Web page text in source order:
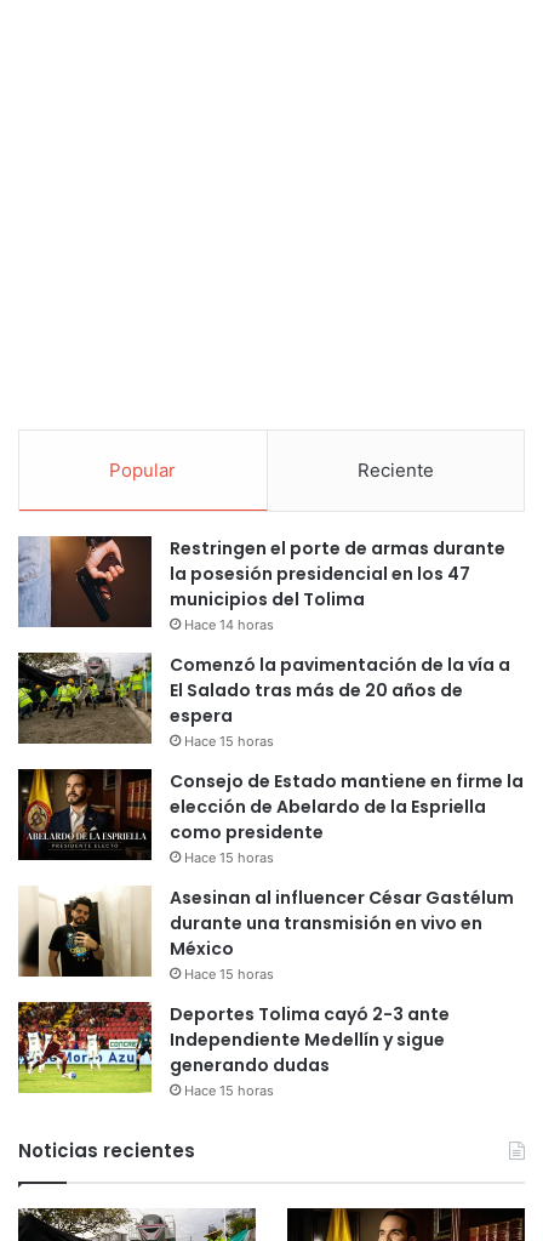
Popular Reciente
Restringen el porte de armas durante
la posesión presidencial en los 47
municipios del Tolima
Hace 14 horas
Comenzó la pavimentación de la vía a
El Salado tras más de 20 años de
espera
Hace 15 horas
Consejo de Estado mantiene en firme la
elección de Abelardo de la Espriella
como presidente
Hace 15 horas
Asesinan al influencer César Gastélum
durante una transmisión en vivo en
México
Hace 15 horas
Deportes Tolima cayó 2-3 ante
Independiente Medellín y sigue
generando dudas
Hace 15 horas
Noticias recientes